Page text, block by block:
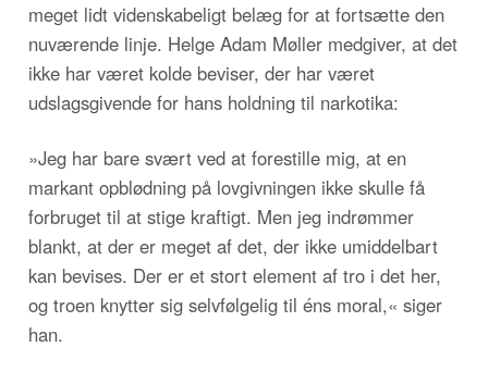
meget lidt videnskabeligt belæg for at fortsætte den
nuværende linje. Helge Adam Møller medgiver, at det
ikke har været kolde beviser, der har været
udslagsgivende for hans holdning til narkotika:
»Jeg har bare svært ved at forestille mig, at en
markant opblødning på lovgivningen ikke skulle få
forbruget til at stige kraftigt. Men jeg indrømmer
blankt, at der er meget af det, der ikke umiddelbart
kan bevises. Der er et stort element af tro i det her,
og troen knytter sig selvfølgelig til éns moral,« siger
han.